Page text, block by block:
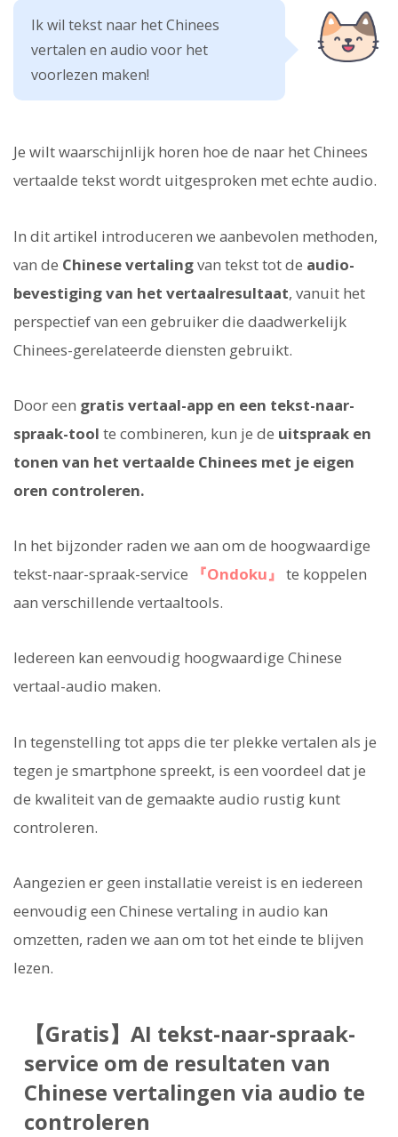
Ik wil tekst naar het Chinees
vertalen en audio voor het
voorlezen maken!
Je wilt waarschijnlijk horen hoe de naar het Chinees
vertaalde tekst wordt uitgesproken met echte audio.
In dit artikel introduceren we aanbevolen methoden,
van de Chinese vertalingvan tekst tot de audio-
bevestiging van het vertaalresultaat, vanuit het
perspectief van een gebruiker die daadwerkelijk
Chinees-gerelateerde diensten gebruikt.
Door een gratis vertaal-app en een tekst-naar-
spraak-tool te combineren, kun je de uitspraak en
tonen van het vertaalde Chinees met je eigen
oren controleren.
In het bijzonder raden we aan om de hoogwaardige
tekst-naar-spraak-service
『Ondoku』 te koppelen
aan verschillende vertaaltools.
Iedereen kan eenvoudig hoogwaardige Chinese
vertaal-audio maken.
In tegenstelling tot apps die ter plekke vertalen als je
tegen je smartphone spreekt, is een voordeel dat je
de kwaliteit van de gemaakte audio rustig kunt
controleren.
Aangezien er geen installatie vereist is en iedereen
eenvoudig een Chinese vertaling in audio kan
omzetten, raden we aan om tot het einde te blijven
lezen.
【Gratis】AI tekst-naar-spraak-
service om de resultaten van
Chinese vertalingen via audio te
controleren